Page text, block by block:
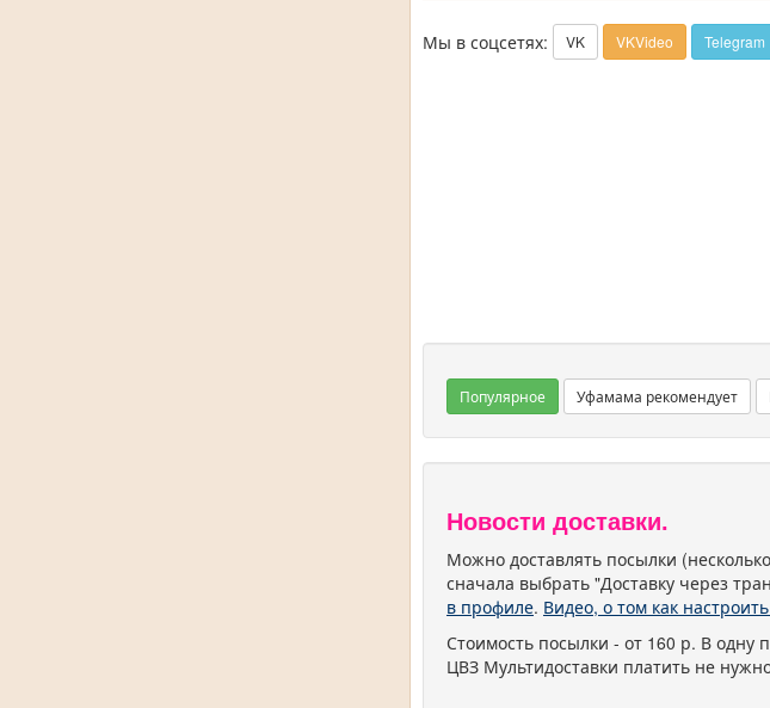
Мы в соцсетях: VK VKVideo Telegram
Популярное Уфамама рекомендует
Новости доставки.
Можно доставлять посылки
сначала выбрать "Доставку через
в профиле. Видео, о том как
Стоимость посылки - от 160 р. В одну
ЦВЗ Мультидоставки платить не